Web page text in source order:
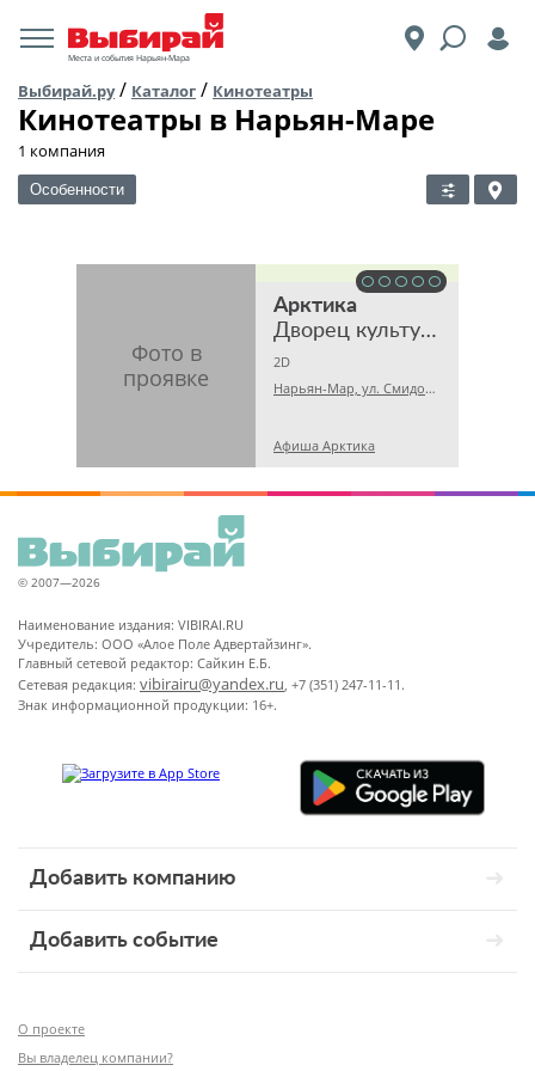
Места и события Нарьян-Мара
Выбирай.ру/ Каталог / Кинотеатры
Кинотеатры в Нарьян-Маре
1 компания
Особенности
Арктика
Дворец культуры
2D
Нарьян-Мар, ул. Смидовича, 20А
Афиша Арктика
© 2007—2026
Наименование издания: VIBIRAI.RU
Учредитель: ООО «Алое Поле Адвертайзинг».
Главный сетевой редактор: Сайкин Е.Б.
Сетевая редакция: vibirairu@yandex.ru, +7 (351) 247-11-11.
Знак информационной продукции: 16+.
Добавить компанию
Добавить событие
О проекте
Вы владелец компании?